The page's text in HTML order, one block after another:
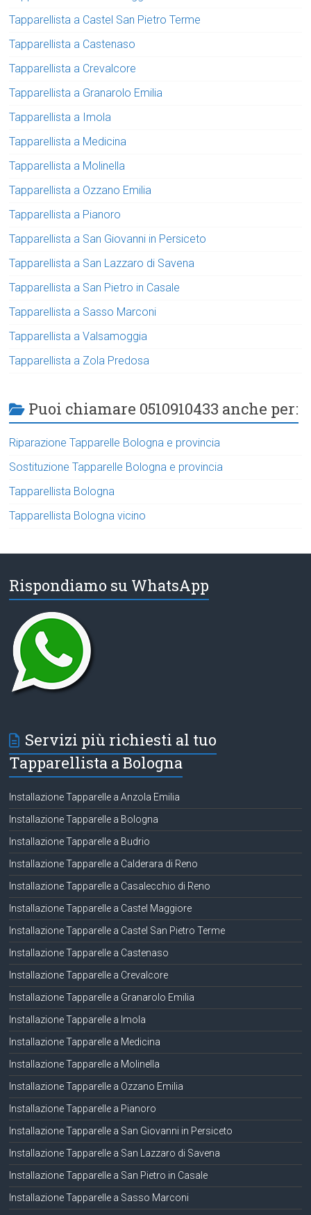
Tapparellista a Castel San Pietro Terme
Tapparellista a Castenaso
Tapparellista a Crevalcore
Tapparellista a Granarolo Emilia
Tapparellista a Imola
Tapparellista a Medicina
Tapparellista a Molinella
Tapparellista a Ozzano Emilia
Tapparellista a Pianoro
Tapparellista a San Giovanni in Persiceto
Tapparellista a San Lazzaro di Savena
Tapparellista a San Pietro in Casale
Tapparellista a Sasso Marconi
Tapparellista a Valsamoggia
Tapparellista a Zola Predosa
Puoi chiamare 0510910433 anche per:
Riparazione Tapparelle Bologna e provincia
Sostituzione Tapparelle Bologna e provincia
Tapparellista Bologna
Tapparellista Bologna vicino
Rispondiamo su WhatsApp
Servizi più richiesti al tuo
Tapparellista a Bologna
Installazione Tapparelle a Anzola Emilia
Installazione Tapparelle a Bologna
Installazione Tapparelle a Budrio
Installazione Tapparelle a Calderara di Reno
Installazione Tapparelle a Casalecchio di Reno
Installazione Tapparelle a Castel Maggiore
Installazione Tapparelle a Castel San Pietro Terme
Installazione Tapparelle a Castenaso
Installazione Tapparelle a Crevalcore
Installazione Tapparelle a Granarolo Emilia
Installazione Tapparelle a Imola
Installazione Tapparelle a Medicina
Installazione Tapparelle a Molinella
Installazione Tapparelle a Ozzano Emilia
Installazione Tapparelle a Pianoro
Installazione Tapparelle a San Giovanni in Persiceto
Installazione Tapparelle a San Lazzaro di Savena
Installazione Tapparelle a San Pietro in Casale
Installazione Tapparelle a Sasso Marconi